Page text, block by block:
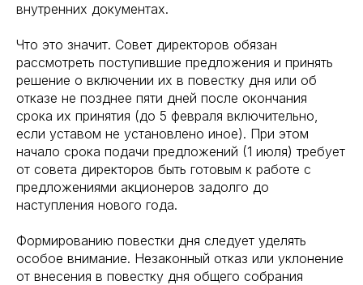
внутренних документах.
Что это значит. Совет директоров обязан
рассмотреть поступившие предложения и принять
решение о включении их в повестку дня или об
отказе не позднее пяти дней после окончания
срока их принятия (до 5 февраля включительно,
если уставом не установлено иное). При этом
начало срока подачи предложений (1 июля) требует
от совета директоров быть готовым к работе с
предложениями акционеров задолго до
наступления нового года.
Формированию повестки дня следует уделять
особое внимание. Незаконный отказ или уклонение
от внесения в повестку дня общего собрания